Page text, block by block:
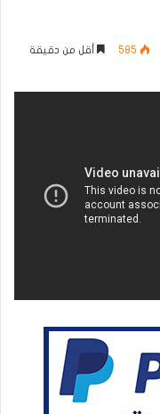
585 أقل من دقيقة